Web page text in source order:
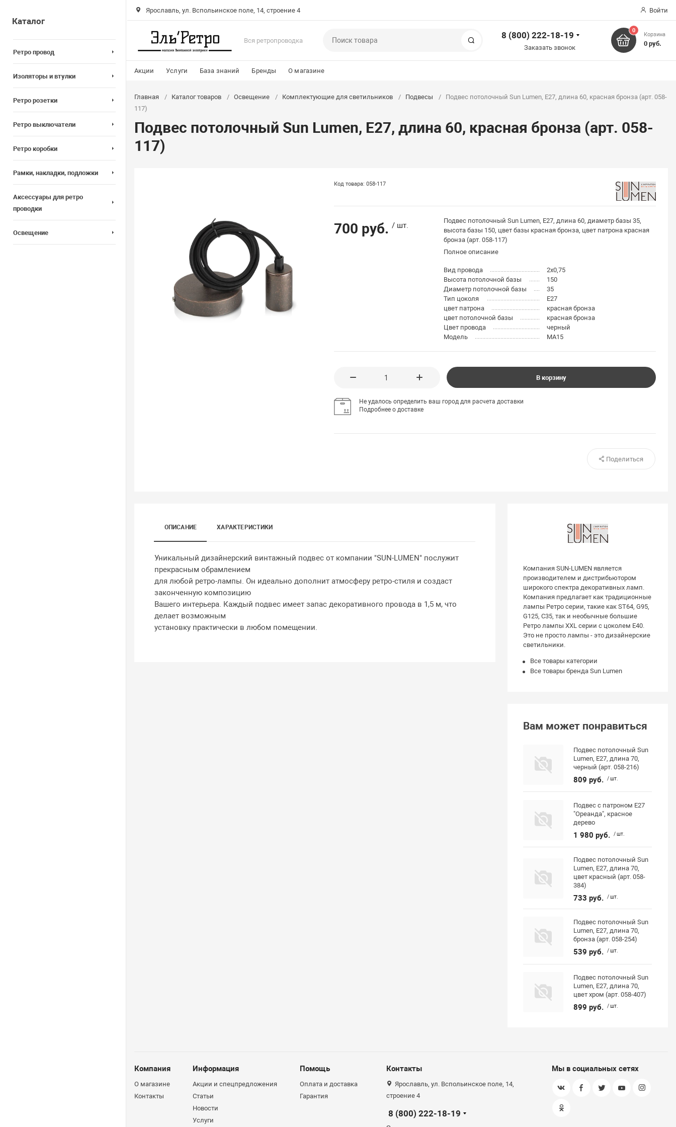
Ярославль, ул. Вспольинское поле, 14, строение 4 Войти
Вся ретропроводка 8 (800) 222-18-19
Заказать звонок
0
Корзина
0 руб.
Акции Услуги База знаний Бренды О магазине
Каталог
Ретро провод
Изоляторы и втулки
Ретро розетки
Ретро выключатели
Ретро коробки
Рамки, накладки, подложки
Аксессуары для ретро
проводки
Освещение
Главная Каталог товаров Освещение Комплектующие для светильников Подвесы
Подвес потолочный Sun Lumen, E27, длина 60, красная бронза (арт. 058-
117)
Подвес потолочный Sun Lumen, E27, длина 60, красная бронза (арт. 058-
117)
Код товара: 058-117
700 руб. / шт.
Подвес потолочный Sun Lumen, E27, длина 60, диаметр базы 35,
высота базы 150, цвет базы красная бронза, цвет патрона красная
бронза (арт. 058-117)
Полное описание
Вид провода
2x0,75
Высота потолочной базы
150
Диаметр потолочной базы
35
Тип цоколя
E27
цвет патрона
красная бронза
цвет потолочной базы
красная бронза
Цвет провода
черный
Модель
MA15
В корзину
Не удалось определить ваш город для расчета доставки
Подробнее о доставке
Поделиться
ОПИСАНИЕ ХАРАКТЕРИСТИКИ
Уникальный дизайнерский винтажный подвес от компании "SUN-LUMEN" послужит
прекрасным обрамлением
для любой ретро-лампы. Он идеально дополнит атмосферу ретро-стиля и создаст
законченную композицию
Вашего интерьера. Каждый подвес имеет запас декоративного провода в 1,5 м, что
делает возможным
установку практически в любом помещении.
Компания SUN-LUMEN является
производителем и дистрибьютором
широкого спектра декоративных ламп.
Компания предлагает как традиционные
лампы Ретро серии, такие как ST64, G95,
G125, С35, так и необычные большие
Ретро лампы XXL серии с цоколем E40.
Это не просто лампы - это дизайнерские
светильники.
Все товары категории
Все товары бренда Sun Lumen
Вам может понравиться
Подвес потолочный Sun
Lumen, E27, длина 70,
черный (арт. 058-216)
809 руб. / шт.
Подвес с патроном Е27
"Ореанда", красное
дерево
1 980 руб. / шт.
Подвес потолочный Sun
Lumen, E27, длина 70,
цвет красный (арт. 058-
384)
733 руб. / шт.
Подвес потолочный Sun
Lumen, E27, длина 70,
бронза (арт. 058-254)
539 руб. / шт.
Подвес потолочный Sun
Lumen, E27, длина 70,
цвет хром (арт. 058-407)
899 руб. / шт.
Компания
О магазине
Контакты
Информация
Акции и спецпредложения
Статьи
Новости
Услуги
Помощь
Оплата и доставка
Гарантия
Контакты
Ярославль, ул. Вспольинское поле, 14,
строение 4
8 (800) 222-18-19
Мы в социальных сетях